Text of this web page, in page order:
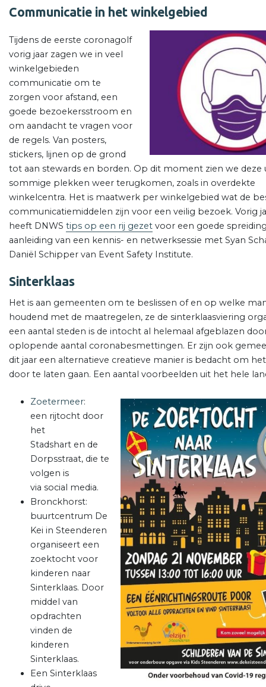
Communicatie in het winkelgebied
Tijdens de eerste coronagolf
vorig jaar zagen we in veel
winkelgebieden
communicatie om te
zorgen voor afstand, een
goede bezoekersstroom en
om aandacht te vragen voor
de regels. Van posters,
stickers, lijnen op de grond
tot aan stewards en borden. Op dit moment zien we deze
sommige plekken weer terugkomen, zoals in overdekte
winkelcentra. Het is maatwerk per winkelgebied wat de
communicatiemiddelen zijn voor een veilig bezoek. Vorig
heeft DNWS tips op een rij gezet voor een goede
aanleiding van een kennis- en netwerksessie met Syan
Daniël Schipper van Event Safety Institute.
Sinterklaas
Het is aan gemeenten om te beslissen of en op welke
houdend met de maatregelen, ze de sinterklaasviering
een aantal steden is de intocht al helemaal afgeblazen
oplopende aantal coronabesmettingen. Er zijn ook
dit jaar een alternatieve creatieve manier is bedacht om
door te laten gaan. Een aantal voorbeelden uit het hele
Zoetermeer:
een rijtocht door
het
Stadshart en de
Dorpsstraat, die te
volgen is
via social media.
Bronckhorst:
buurtcentrum De
Kei in Steenderen
organiseert een
zoektocht voor
kinderen naar
Sinterklaas. Door
middel van
opdrachten
vinden de
kinderen
Sinterklaas.
Een Sinterklaas